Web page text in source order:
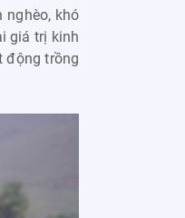
nghèo, khó
giá trị kinh
động trồng